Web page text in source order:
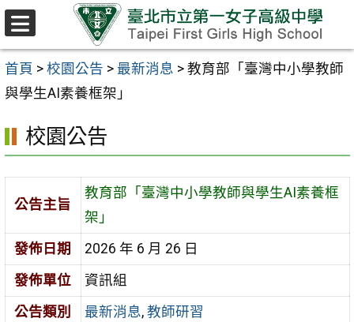
跳至主要內容區
首頁 > 校園公告 > 最新消息 > 教育部「臺灣中小學教師
與學生AI素養框架」
校園公告
公告主旨
教育部「臺灣中小學教師與學生AI素養框
架」
發佈日期
2026 年 6 月 26 日
發佈單位
資訊組
公告類別
最新消息, 教師研習
選
單